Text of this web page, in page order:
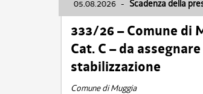
05.08.2026 - Scadenza della
333/26 – Comune di
Cat. C – da
stabilizzazione
Comune di Muggia